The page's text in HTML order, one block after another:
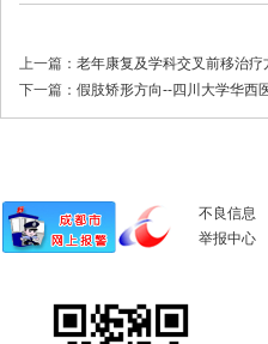
上一篇： 老年康复及学科交叉前移治
下一篇： 假肢矫形方向--四川大学华西
不良信息
举报中心